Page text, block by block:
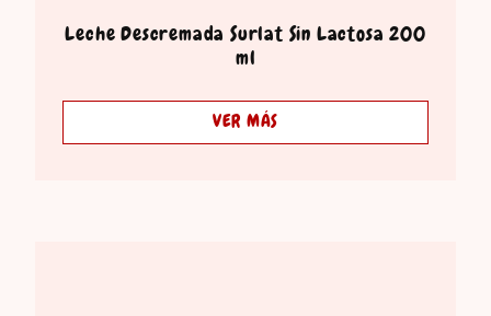
Leche Descremada Surlat Sin Lactosa 200
ml
VER MÁS